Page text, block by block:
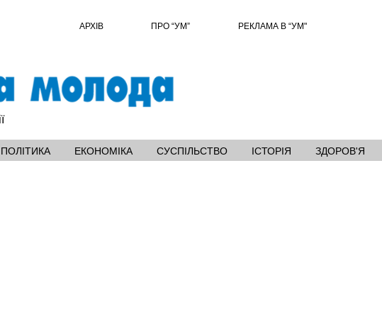
АРХІВ ПРО “УМ” РЕКЛАМА В “УМ"
ПОЛІТИКА ЕКОНОМІКА СУСПІЛЬСТВО ІСТОРІЯ ЗДОРОВ'Я